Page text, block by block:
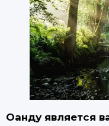
Оанду является